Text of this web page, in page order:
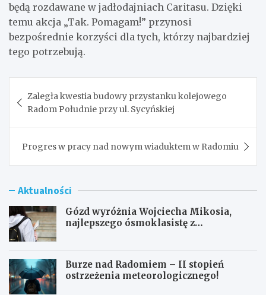
będą rozdawane w jadłodajniach Caritasu. Dzięki
temu akcja „Tak. Pomagam!” przynosi
bezpośrednie korzyści dla tych, którzy najbardziej
tego potrzebują.
wpisu
Zaległa kwestia budowy przystanku kolejowego
Radom Południe przy ul. Sycyńskiej
Progres w pracy nad nowym wiaduktem w Radomiu
Aktualności
Gózd wyróżnia Wojciecha Mikosia,
najlepszego ósmoklasistę z
Burze nad Radomiem – II stopień
ostrzeżenia meteorologicznego!